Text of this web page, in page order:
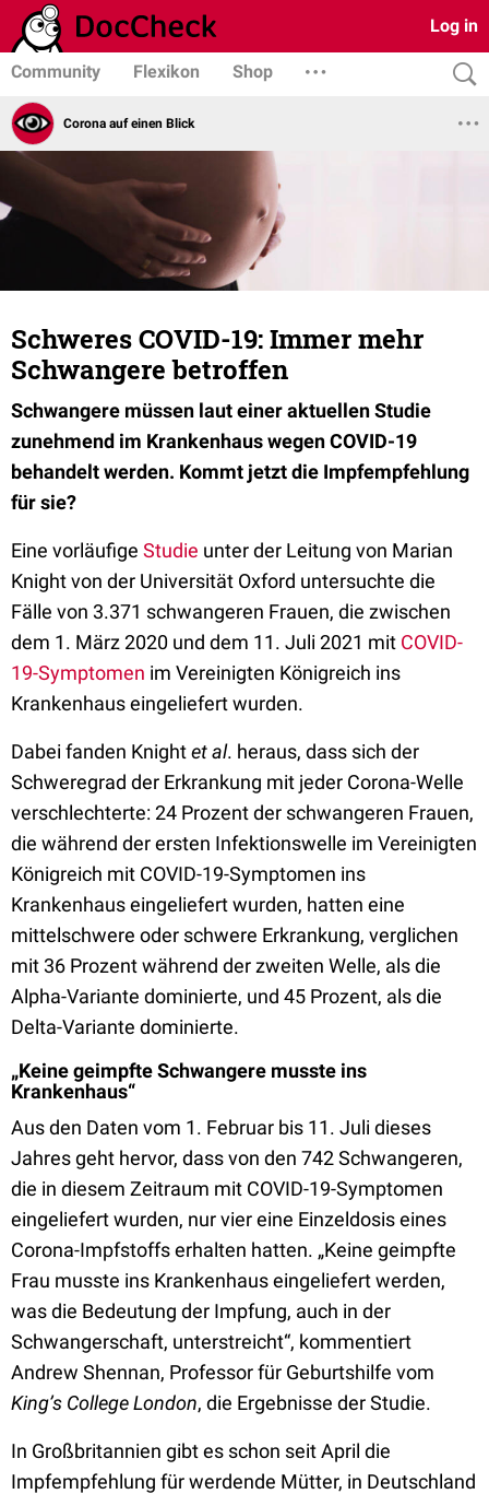
Log in
Community Flexikon Shop
Corona auf einen Blick
Schweres COVID-19: Immer mehr
Schwangere betroffen
Schwangere müssen laut einer aktuellen Studie
zunehmend im Krankenhaus wegen COVID-19
behandelt werden. Kommt jetzt die Impfempfehlung
für sie?
Eine vorläufige Studie unter der Leitung von Marian
Knight von der Universität Oxford untersuchte die
Fälle von 3.371 schwangeren Frauen, die zwischen
dem 1. März 2020 und dem 11. Juli 2021 mit COVID-
19-Symptomen im Vereinigten Königreich ins
Krankenhaus eingeliefert wurden.
Dabei fanden Knightet al. heraus, dass sich der
Schweregrad der Erkrankung mit jeder Corona-Welle
verschlechterte: 24 Prozent der schwangeren Frauen,
die während der ersten Infektionswelle im Vereinigten
Königreich mit COVID-19-Symptomen ins
Krankenhaus eingeliefert wurden, hatten eine
mittelschwere oder schwere Erkrankung, verglichen
mit 36 Prozent während der zweiten Welle, als die
Alpha-Variante dominierte, und 45 Prozent, als die
Delta-Variante dominierte.
„Keine geimpfte Schwangere musste ins
Krankenhaus“
Aus den Daten vom 1. Februar bis 11. Juli dieses
Jahres geht hervor, dass von den 742 Schwangeren,
die in diesem Zeitraum mit COVID-19-Symptomen
eingeliefert wurden, nur vier eine Einzeldosis eines
Corona-Impfstoffs erhalten hatten. „Keine geimpfte
Frau musste ins Krankenhaus eingeliefert werden,
was die Bedeutung der Impfung, auch in der
Schwangerschaft, unterstreicht“, kommentiert
Andrew Shennan, Professor für Geburtshilfe vom
King’s College London, die Ergebnisse der Studie.
In Großbritannien gibt es schon seit April die
Impfempfehlung für werdende Mütter, in Deutschland